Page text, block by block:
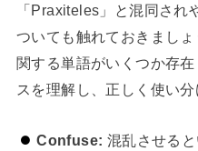
「Praxiteles」と混同され
ついても触れておきまし
関する単語がいくつか存
スを理解し、正しく使い分
Confuse: 混乱させる